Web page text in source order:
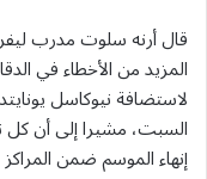
قال أرنه سلوت مدرب
المزيد من الأخطاء في
لاستضافة نيوكاسل
السبت، مشيرا إلى أن
إنهاء الموسم ضمن المراكز